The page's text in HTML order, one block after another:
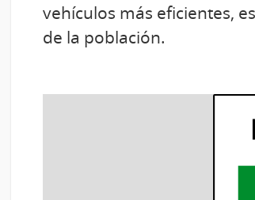
vehículos más eficientes,
de la población.